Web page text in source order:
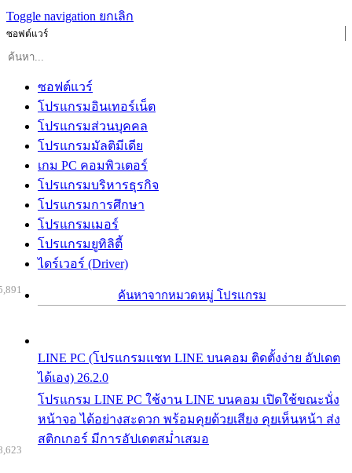
Toggle navigation ยกเลิก
ซอฟต์แวร์
ซอฟต์แวร์
โปรแกรมอินเทอร์เน็ต
โปรแกรมส่วนบุคคล
โปรแกรมมัลติมีเดีย
เกม PC คอมพิวเตอร์
โปรแกรมบริหารธุรกิจ
โปรแกรมการศึกษา
โปรแกรมเมอร์
โปรแกรมยูทิลิตี้
ไดร์เวอร์ (Driver)
ค้นหาจากหมวดหมู่ โปรแกรม
LINE PC (โปรแกรมแชท LINE บนคอม ติดตั้งง่าย อัปเดต
ได้เอง) 26.2.0
โปรแกรม LINE PC ใช้งาน LINE บนคอม เปิดใช้ขณะนั่ง
หน้าจอ ได้อย่างสะดวก พร้อมคุยด้วยเสียง คุยเห็นหน้า ส่ง
สติกเกอร์ มีการอัปเดตสม่ำเสมอ